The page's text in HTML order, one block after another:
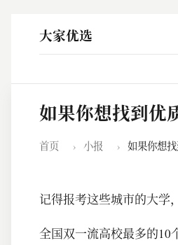
大家优选
如果你想找到优
首页 › 小报 › 如果你想
记得报考这些城市的大学
全国双一流高校最多的10